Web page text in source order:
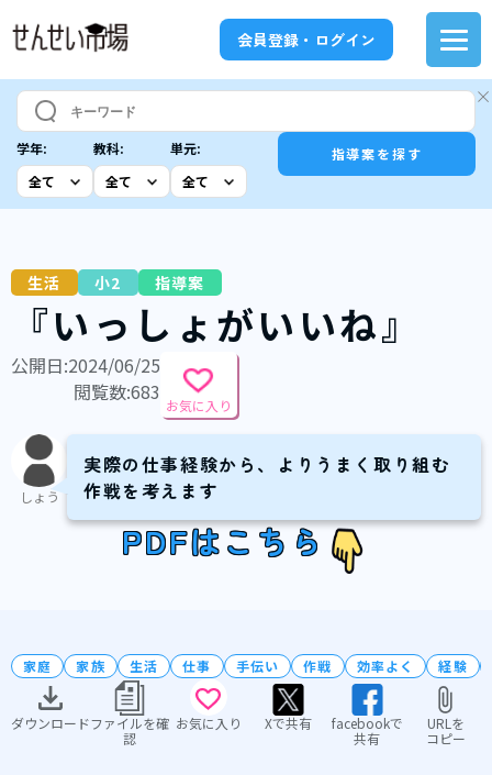
会員登録・ログイン
学年: 教科: 単元: 指導案を探す
生活 小2 指導案
『いっしょがいいね』
公開日:2024/06/25
閲覧数:683
お気に入り
しょう
実際の仕事経験から、よりうまく取り組む
作戦を考えます
PDFはこちら
家庭 家族 生活 仕事 手伝い 作戦 効率よく 経験
ダウンロードファイルを確
認
お気に入り Xで共有
facebookで
共有
URLを
コピー